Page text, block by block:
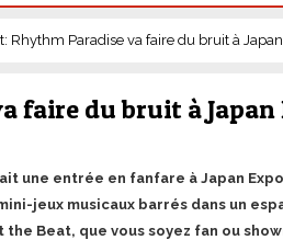
Rhythm Paradise va faire du bruit à
faire du bruit à Japan
une entrée en fanfare à Japan
jeux musicaux barrés dans un
Beat, que vous soyez fan ou